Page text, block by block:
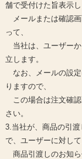
舗で受付けた旨表示し
メールまたは確認画
って、
当社は、ユーザーか
立します。
なお、メールの設定
りますので、
この場合は注文確認
さい。
3.当社が、商品の引
で、ユーザーに対して
商品引渡しのお知ら